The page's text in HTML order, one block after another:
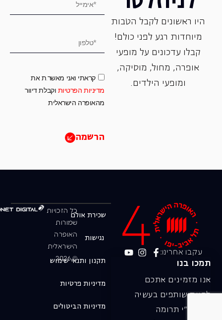
היו ראשונים לקבל הטבות
מיוחדות רגע לפני כולם!
קבלו עדכונים על מופעי
אופרה, ‏מחול, ‏מוסיקה,
ומופעי הילדים.
קראתי ואני מאשר.ת את
מדיניות הפרטיות וקבלת דיוור
מהאופרה הישראלית
הרשמה
עקבו אחרינו:
תמכו בנו
אנו מזמינים אתכם
להיות שותפים בעשיה
שלנו ע"י תרומה
כל הזכויות
שמורות
האופרה
הישראלית
© 2026
שכירת אולם
נגישות
תקנון ותנאי שימוש
מדיניות פרטיות
מדיניות הביטולים